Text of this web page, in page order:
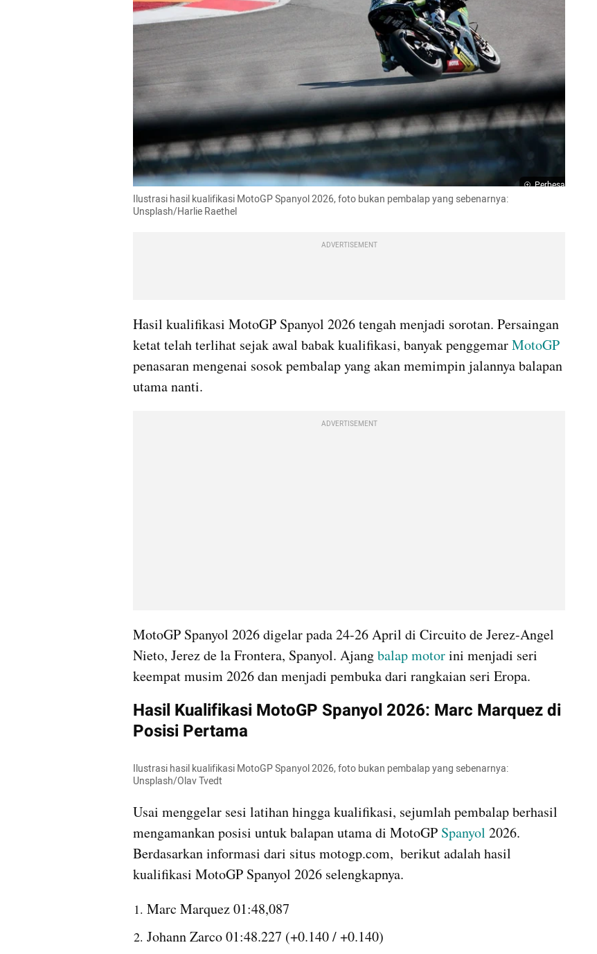
Perbesar
Ilustrasi hasil kualifikasi MotoGP Spanyol 2026, foto bukan pembalap yang sebenarnya:
Unsplash/Harlie Raethel
ADVERTISEMENT
Hasil kualifikasi MotoGP Spanyol 2026 tengah menjadi sorotan. Persaingan
ketat telah terlihat sejak awal babak kualifikasi, banyak penggemar MotoGP
penasaran mengenai sosok pembalap yang akan memimpin jalannya balapan
utama nanti.
ADVERTISEMENT
MotoGP Spanyol 2026 digelar pada 24-26 April di Circuito de Jerez-Angel
Nieto, Jerez de la Frontera, Spanyol. Ajang balap motor ini menjadi seri
keempat musim 2026 dan menjadi pembuka dari rangkaian seri Eropa.
Hasil Kualifikasi MotoGP Spanyol 2026: Marc Marquez di
Posisi Pertama
Ilustrasi hasil kualifikasi MotoGP Spanyol 2026, foto bukan pembalap yang sebenarnya:
Unsplash/Olav Tvedt
Usai menggelar sesi latihan hingga kualifikasi, sejumlah pembalap berhasil
mengamankan posisi untuk balapan utama di MotoGP Spanyol 2026.
Berdasarkan informasi dari situs motogp.com,  berikut adalah hasil
kualifikasi MotoGP Spanyol 2026 selengkapnya.
Marc Marquez 01:48,087
Johann Zarco 01:48.227 (+0.140 / +0.140)